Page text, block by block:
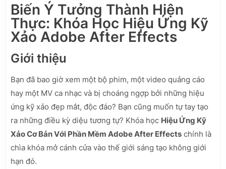
Biến Ý Tưởng Thành Hiện
Thực: Khóa Học Hiệu Ứng Kỹ
Xảo Adobe After Effects
Giới thiệu
Bạn đã bao giờ xem một bộ phim, một video quảng cáo
hay một MV ca nhạc và bị choáng ngợp bởi những hiệu
ứng kỹ xảo đẹp mắt, độc đáo? Bạn cũng muốn tự tay tạo
ra những điều kỳ diệu tương tự? Khóa học Hiệu Ứng Kỹ
Xảo Cơ Bản Với Phần Mềm Adobe After Effects chính là
chìa khóa mở cánh cửa vào thế giới sáng tạo không giới
hạn đó.